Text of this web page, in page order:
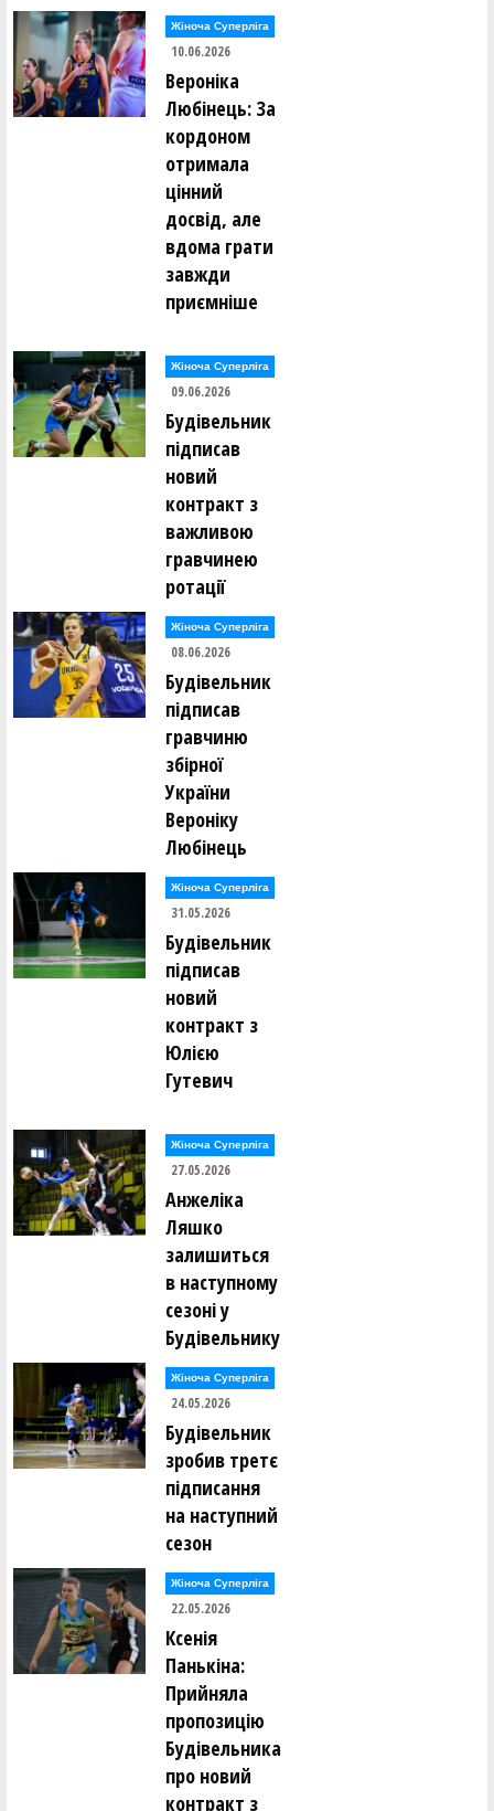
Жіноча Суперліга
10.06.2026
Вероніка
Любінець: За
кордоном
отримала
цінний
досвід, але
вдома грати
завжди
приємніше
Жіноча Суперліга
09.06.2026
Будівельник
підписав
новий
контракт з
важливою
гравчинею
ротації
Жіноча Суперліга
08.06.2026
Будівельник
підписав
гравчиню
збірної
України
Вероніку
Любінець
Жіноча Суперліга
31.05.2026
Будівельник
підписав
новий
контракт з
Юлією
Гутевич
Жіноча Суперліга
27.05.2026
Анжеліка
Ляшко
залишиться
в наступному
сезоні у
Будівельнику
Жіноча Суперліга
24.05.2026
Будівельник
зробив третє
підписання
на наступний
сезон
Жіноча Суперліга
22.05.2026
Ксенія
Панькіна:
Прийняла
пропозицію
Будівельника
про новий
контракт з